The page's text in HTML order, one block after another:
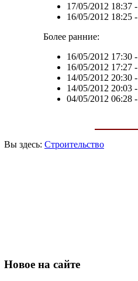
17/05/2012 18:37-
16/05/2012 18:25-
Более ранние:
16/05/2012 17:30-
16/05/2012 17:27-
14/05/2012 20:30-
14/05/2012 20:03-
04/05/2012 06:28-
Вы здесь: Строительство
Новое на сайте